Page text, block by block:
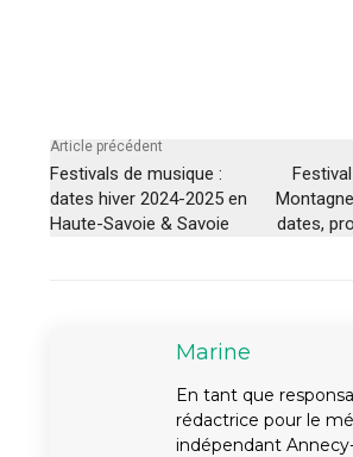
Article précédent
Festivals de musique :
dates hiver 2024-2025 en
Haute-Savoie & Savoie
dates,
Marine
En tant que
rédactrice pour le
indépendant